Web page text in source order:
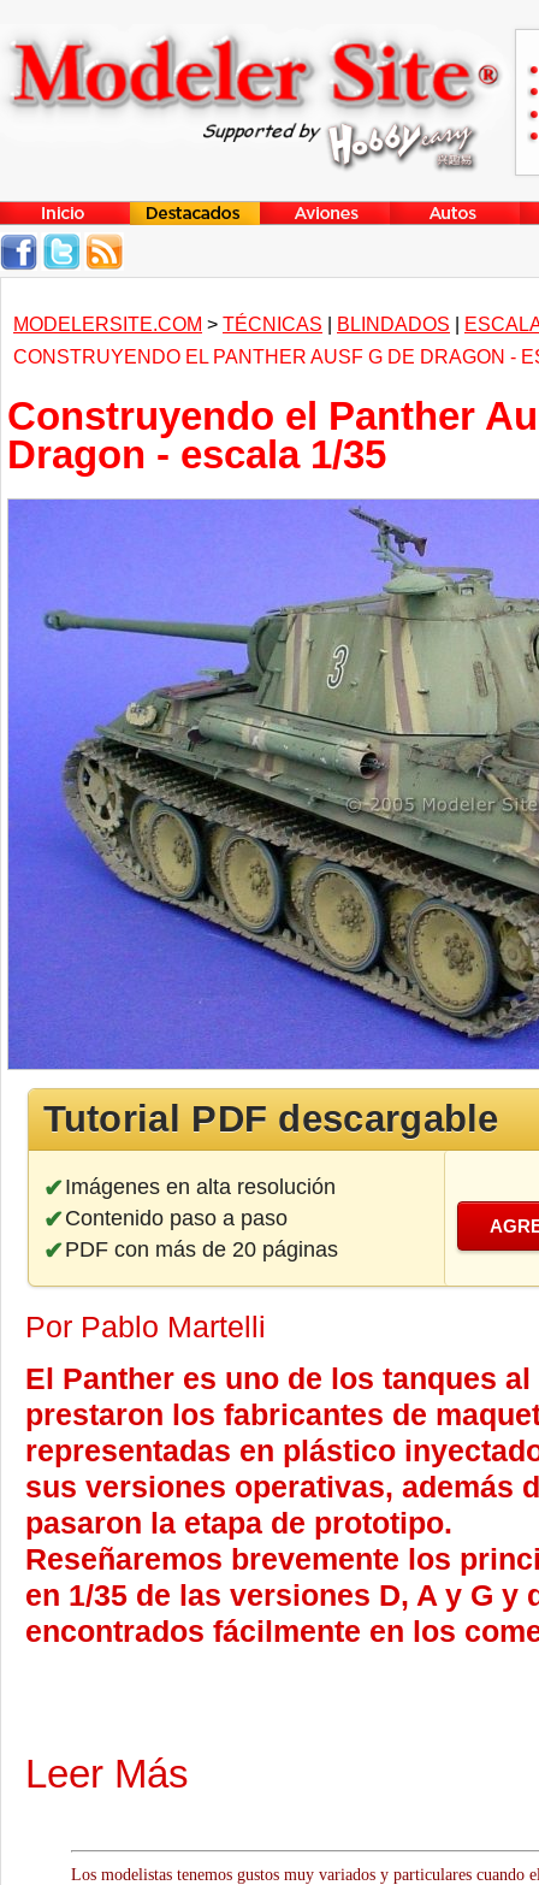
MODELERSITE.COM > TÉCNICAS | BLINDADOS |
CONSTRUYENDO EL PANTHER AUSF G DE DRAGON -
Construyendo el Panther
Dragon - escala 1/35
Tutorial PDF descargable
Imágenes en alta resolución
Contenido paso a paso
PDF con más de 20 páginas
Por Pablo Martelli
El Panther es uno de los tanques
prestaron los fabricantes de
representadas en plástico
sus versiones operativas, además
pasaron la etapa de prototipo.
Reseñaremos brevemente los
en 1/35 de las versiones D, A y G y
encontrados fácilmente en los
Leer Más
Los modelistas tenemos gustos muy variados y particulares cuando